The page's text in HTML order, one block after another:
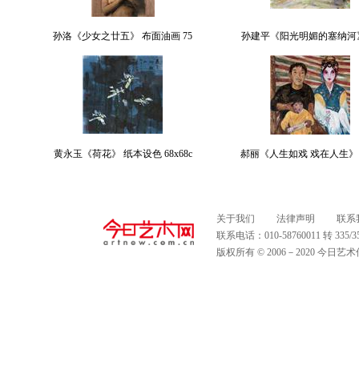
孙洛《少女之廿五》 布面油画 75 孙建平《阳光明媚的塞纳河
黄永玉《荷花》 纸本设色 68x68c 郝丽《人生如戏 戏在人生
关于我们 法律声明
联系
联系电话：010-58760011 转
版权所有 © 2006－2020 今日艺